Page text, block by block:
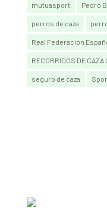
mutuasport Pedro
perros de caza
Real Federación
RECORRIDOS DE CAZA
seguro de caza